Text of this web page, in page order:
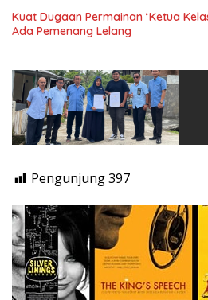
Kuat Dugaan Permainan ‘Ketua
Ada Pemenang Lelang
Pengunjung397